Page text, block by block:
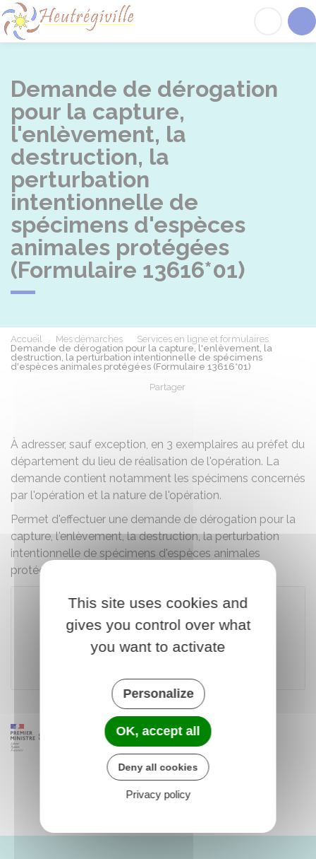
Demande de dérogation
pour la capture,
l'enlèvement, la
destruction, la
perturbation
intentionnelle de
spécimens d'espèces
animales protégées
(Formulaire 13616*01)
Accueil Mes démarches
Services en ligne et formulaires
Demande de dérogation pour la capture, l'enlèvement, la
destruction, la perturbation intentionnelle de spécimens
d'espèces animales protégées (Formulaire 13616*01)
Partager
À adresser, sauf exception, en 3 exemplaires au préfet du
département du lieu de réalisation de l'opération. La
demande contient notamment les spécimens concernés
par l'opération et la nature de l'opération.
Permet d'effectuer une demande de dérogation pour la
capture, l'enlèvement, la destruction, la perturbation
intentionnelle de spécimens d'espèces animales
protégées.
Télécharger le formulaire (828.1 KB)
This site uses cookies and
gives you control over what
you want to activate
Personalize
OK, accept all
Deny all cookies
Privacy policy